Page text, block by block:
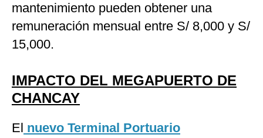
mantenimiento pueden obtener una
remuneración mensual entre S/ 8,000 y S/
15,000.
IMPACTO DEL MEGAPUERTO DE
CHANCAY
El nuevo Terminal Portuario